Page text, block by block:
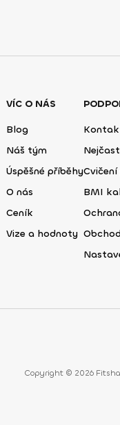
VÍC O NÁS
Blog
Náš tým
Úspěšné příběhy
O nás
Ceník
Vize a hodnoty
BMI
Copyright © 2026